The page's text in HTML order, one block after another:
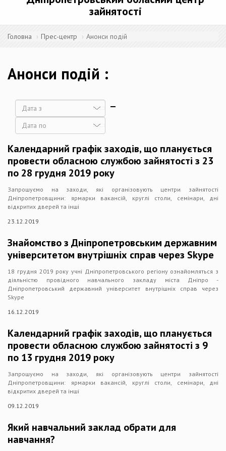
зайнятості
Головна Прес-центр Анонси подій
Анонси подій
Дата
Календарний графік заходів, що планується
провести обласною службою зайнятості з 23
по 28 грудня 2019 року
Запрошуємо на заходи, які організовують центри зайнятості
Дніпропетровщини: ярмарки вакансій, круглі столи, семінари, дні
відкритих дверей та інші
23.12.2019
Знайомство з Дніпропетровським державним
університетом внутрішніх справ через Skype
18 грудня 2019 року учні Дніпропетровського регіону ознайомляться з
діяльністю провідного навчального закладу міста Дніпро -
Дніпропетровський державний університет внутрішніх справ через
Skype
16.12.2019
Календарний графік заходів, що планується
провести обласною службою зайнятості з 9
по 13 грудня 2019 року
Запрошуємо на заходи, які організовують центри зайнятості
Дніпропетровщини: ярмарки вакансій, круглі столи, семінари, дні
відкритих дверей та інші
09.12.2019
Який навчальний заклад обрати для
навчання?